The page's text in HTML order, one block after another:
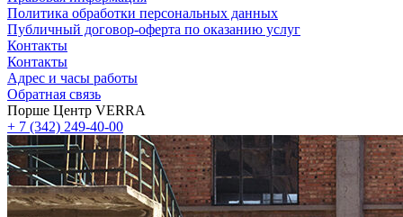
Политика обработки персональных данных
Публичный договор-оферта по оказанию услуг
Контакты
Контакты
Адрес и часы работы
Обратная связь
Порше Центр VERRA
+ 7 (342) 249-40-00